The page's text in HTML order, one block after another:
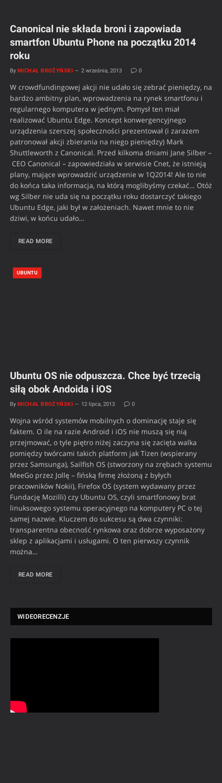
Canonical nie składa broni i zapowiada
smartfon Ubuntu Phone na początku 2014
roku
By MICHAŁ BROŻYŃSKI 2 września, 2013 0
W crowdfundingowej akcji nie udało się zebrać pieniędzy, na
bardzo ambitny plan, wprowadzenia na rynek smartfonu i
regularnego komputera w jednym. Pomysł ten miał
realizować Ubuntu Edge. Koncept konwergencyjnego
urządzenia szerszej społeczności prezentował (i zarazem
patronował akcji zbierania na niego pieniędzy) Mark
Shuttleworth z Canonical. Przed kilkoma dniami Jane Silber –
CEO Canonical – zapowiedziała w serwisie Cnet, że istnieją
plany, mające wprowadzić urządzenie w 1Q2014! Ale to nie
do końca taka informacja, na którą moglibyśmy czekać… Otóż
wg Silber nie uda się na początku roku dostarczyć takiego
Ubuntu Edge, jaki był w założeniach. Nawet mnie to nie
dziwi, w końcu udało…
READ MORE
UBUNTU
Ubuntu OS nie odpuszcza. Chce być trzecią
siłą obok Andoida i iOS
By MICHAŁ BROŻYŃSKI 12 lipca, 2013 0
Wojna wśród systemów mobilnych o dominację staje się
faktem. O ile na razie Android i iOS nie muszą się nią
przejmować, o tyle piętro niżej zaczyna się zacięta walka
pomiędzy twórcami takich platform jak Tizen (wspierany
przez Samsunga), Sailfish OS (stworzony na zrębach systemu
MeeGo przez Jollę – fińską firmę złożoną z byłych
pracowników Nokii), Firefox OS (system wydawany przez
Fundację Mozilli) czy Ubuntu OS, czyli smartfonowy brat
linuksowego systemu operacyjnego na komputery PC o tej
samej nazwie. Kluczem do sukcesu są dwa czynniki:
transparentna obecność rynkowa oraz dobrze wyposażony
sklep z aplikacjami i usługami. O ten pierwszy czynnik
można…
READ MORE
WIDEORECENZJE